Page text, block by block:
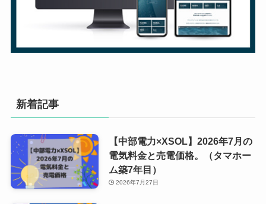
新着記事
【中部電力×XSOL】2026年7月の
電気料金と売電価格。（タマホー
ム築7年目）
2026年7月27日